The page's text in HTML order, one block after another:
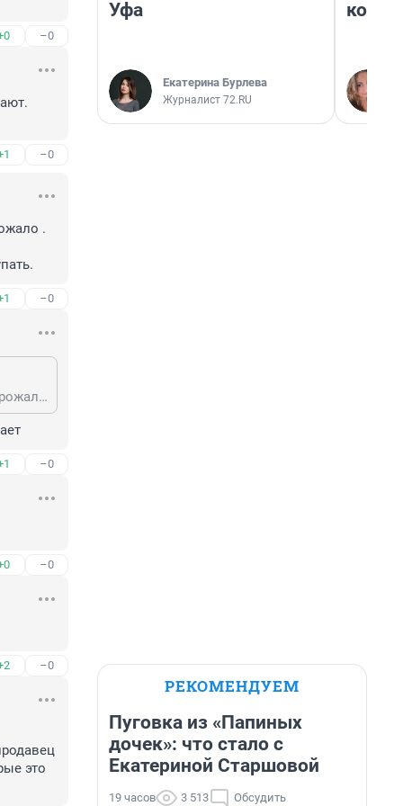
–0
–0
.
–0
Хлеб, сахар, крупы и бытовая химия , прокладки и т.д ..... да все почти подорожало . А одежда разве не подорожала? Да еще и магазины закрылись, не представляю где люди будут одежду покупать.
–0
–0
–0
это
Уфа
Екатерина Бурлева
Журналист 72.RU
РЕКОМЕНДУЕМ
Пуговка из «Папиных
дочек»: что стало с
Екатериной Старшовой
19 часов 3 513 Обсудить